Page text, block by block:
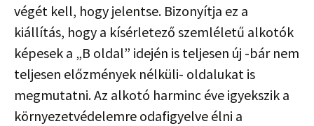
végét kell, hogy jelentse. Bizonyítja ez a
kiállítás, hogy a kísérletező szemléletű alkotók
képesek a „B oldal” idején is teljesen új -bár nem
teljesen előzmények nélküli- oldalukat is
megmutatni. Az alkotó harminc éve igyekszik a
környezetvédelemre odafigyelve élni a